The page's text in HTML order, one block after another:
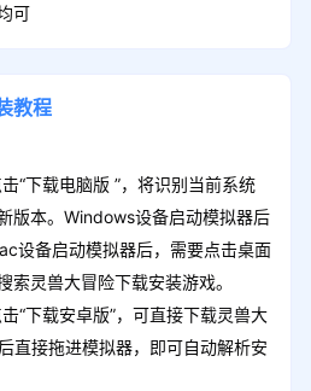
可
教程
“下载电脑版 ”，将识别当前系统
版本。Windows设备启动模拟器后
设备启动模拟器后，需要点击桌面
索灵兽大冒险下载安装游戏。
“下载安卓版”，可直接下载灵兽大
直接拖进模拟器，即可自动解析安